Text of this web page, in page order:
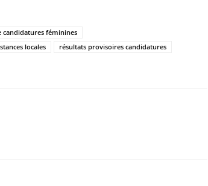
candidatures féminines
locales
résultats provisoires candidatures